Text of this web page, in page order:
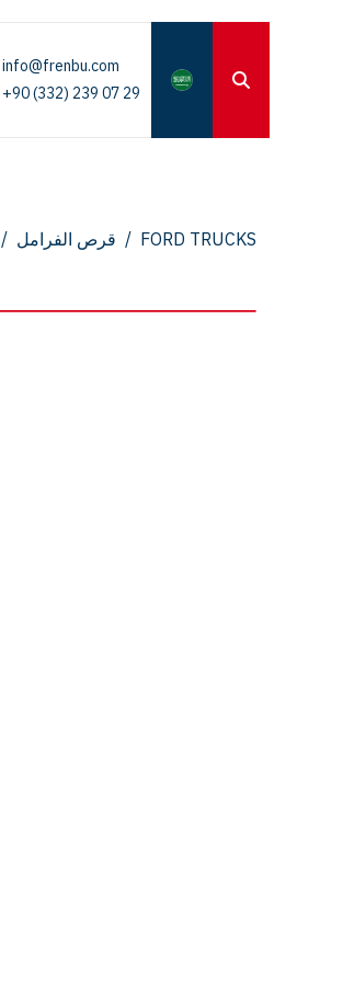
info@frenbu.com
+90 (332) 239 07 29
/ قرص الفرامل / FORD TRUCKS